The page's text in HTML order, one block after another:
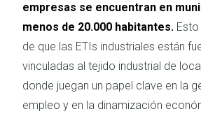
empresas se encuentran en
menos de 20.000 habitantes.
de que las ETIs industriales están
vinculadas al tejido industrial de
donde juegan un papel clave en la
empleo y en la dinamización